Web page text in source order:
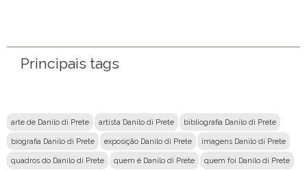
Principais tags
arte de Danilo di Prete artista Danilo di Prete bibliografia Danilo di Prete
biografia Danilo di Prete exposição Danilo di Prete imagens Danilo di Prete
quadros do Danilo di Prete quem é Danilo di Prete quem foi Danilo di Prete